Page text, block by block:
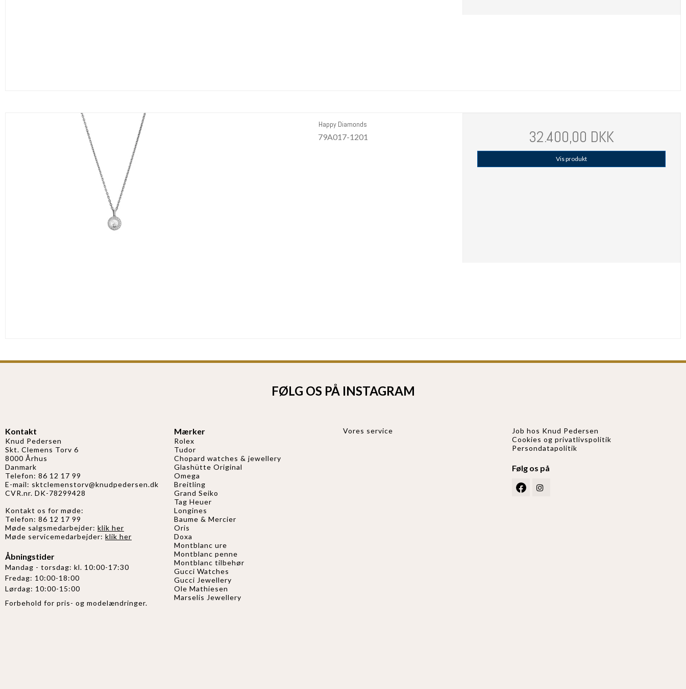
Happy Diamonds
79A017-1201 32.400,00 DKK
Vis produkt
FØLG OS PÅ INSTAGRAM
Kontakt
Knud Pedersen
Skt. Clemens Torv 6
8000 Århus
Danmark
Telefon: 86 12 17 99
E-mail: sktclemenstorv@knudpedersen.dk
CVR.nr. DK-78299428
Kontakt os for møde:
Telefon: 86 12 17 99
Møde salgsmedarbejder: klik her
Møde servicemedarbejder: klik her
Åbningstider
Mandag - torsdag: kl. 10:00-17:30
Fredag: 10:00-18:00
Lørdag: 10:00-15:00
Forbehold for pris- og modelændringer.
Mærker
Rolex
Tudor
Chopard watches & jewellery
Glashütte Original
Omega
Breitling
Grand Seiko
Tag Heuer
Longines
Baume & Mercier
Oris
Doxa
Montblanc ure
Montblanc penne
Montblanc tilbehør
Gucci Watches
Gucci Jewellery
Ole Mathiesen
Marselis Jewellery
Vores service
Job hos Knud Pedersen
Cookies og privatlivspolitik
Persondatapolitik
Følg os på